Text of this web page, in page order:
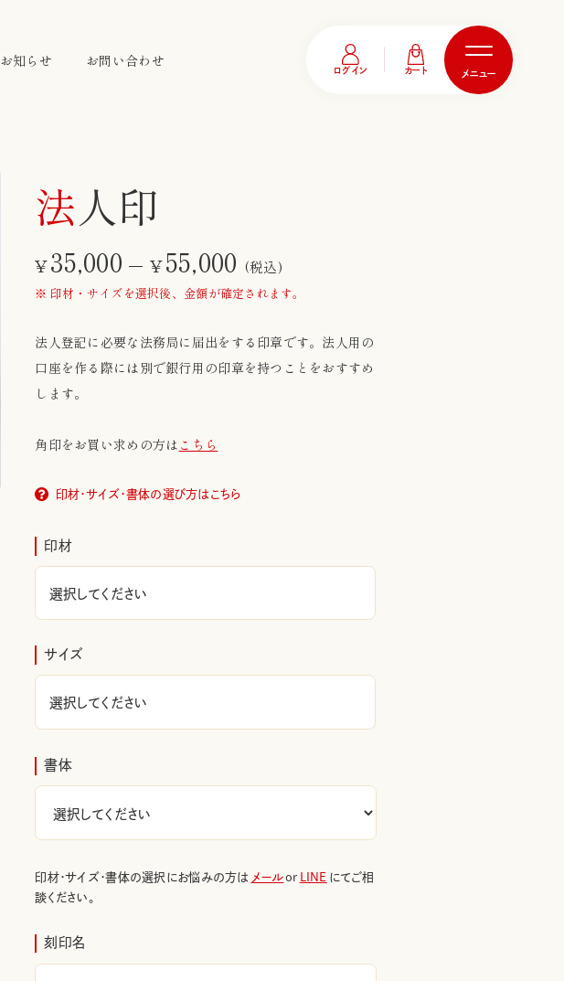
お知らせ お問い合わせ
ログイン カート メニュー
法人印
¥35,000 – ¥55,000 価
格
帯:
(税込)
※ 印材・サイズを選択後、金額が確定されます。
法人登記に必要な法務局に届出をする印章です。法人用の
口座を作る際には別で銀行用の印章を持つことをおすすめ
します。
角印をお買い求めの方は こちら
印材・サイズ・書体の選び方はこちら
印材
サイズ
書体
印材・サイズ・書体の選択にお悩みの方は メールor LINE にてご相
談ください。
刻印名